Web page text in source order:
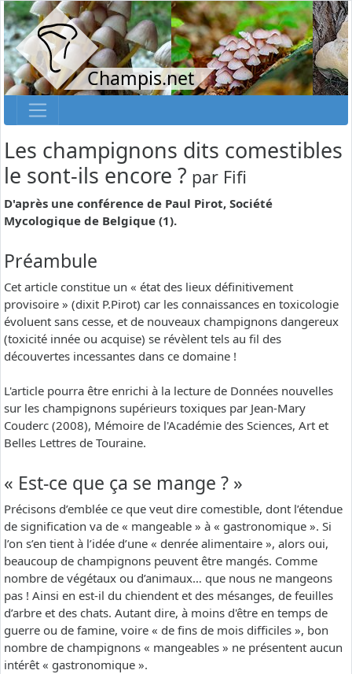
Champis.net
Les champignons dits comestibles
le sont-ils encore ? par Fifi
D'après une conférence de Paul Pirot, Société
Mycologique de Belgique (1).
Préambule
Cet article constitue un « état des lieux définitivement
provisoire » (dixit P.Pirot) car les connaissances en toxicologie
évoluent sans cesse, et de nouveaux champignons dangereux
(toxicité innée ou acquise) se révèlent tels au fil des
découvertes incessantes dans ce domaine !
L'article pourra être enrichi à la lecture de Données nouvelles
sur les champignons supérieurs toxiques par Jean-Mary
Couderc (2008), Mémoire de l'Académie des Sciences, Art et
Belles Lettres de Touraine.
« Est-ce que ça se mange ? »
Précisons d’emblée ce que veut dire comestible, dont l’étendue
de signification va de « mangeable » à « gastronomique ». Si
l’on s’en tient à l’idée d’une « denrée alimentaire », alors oui,
beaucoup de champignons peuvent être mangés. Comme
nombre de végétaux ou d’animaux… que nous ne mangeons
pas ! Ainsi en est-il du chiendent et des mésanges, de feuilles
d’arbre et des chats. Autant dire, à moins d'être en temps de
guerre ou de famine, voire « de fins de mois difficiles », bon
nombre de champignons « mangeables » ne présentent aucun
intérêt « gastronomique ».